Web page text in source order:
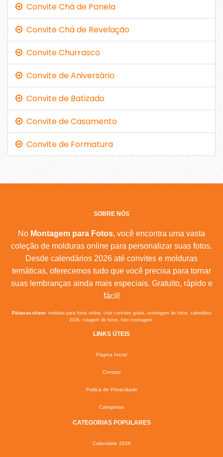
Convite Chá de Panela
Convite Chá de Revelação
Convite Churrasco
Convite de Aniversário
Convite de Batizado
Convite de Casamento
Convite de Formatura
SOBRE NÓS
No Montagem para Fotos, você encontra uma vasta
coleção de molduras online para personalizar suas fotos.
Desde calendários 2026 até convites e molduras
temáticas, oferecemos tudo que você precisa para tornar
suas lembranças ainda mais especiais. Gratuito, rápido e
fácil!
Palavras-chave:moldura para fotos online, criar convites grátis, montagem de fotos, calendário
2026, colagem de fotos, foto montagem.
LINKS ÚTEIS
Página Inicial
Contato
Poltica de Privacidade
Categorias
CATEGORIAS POPULARES
Calendário 2026